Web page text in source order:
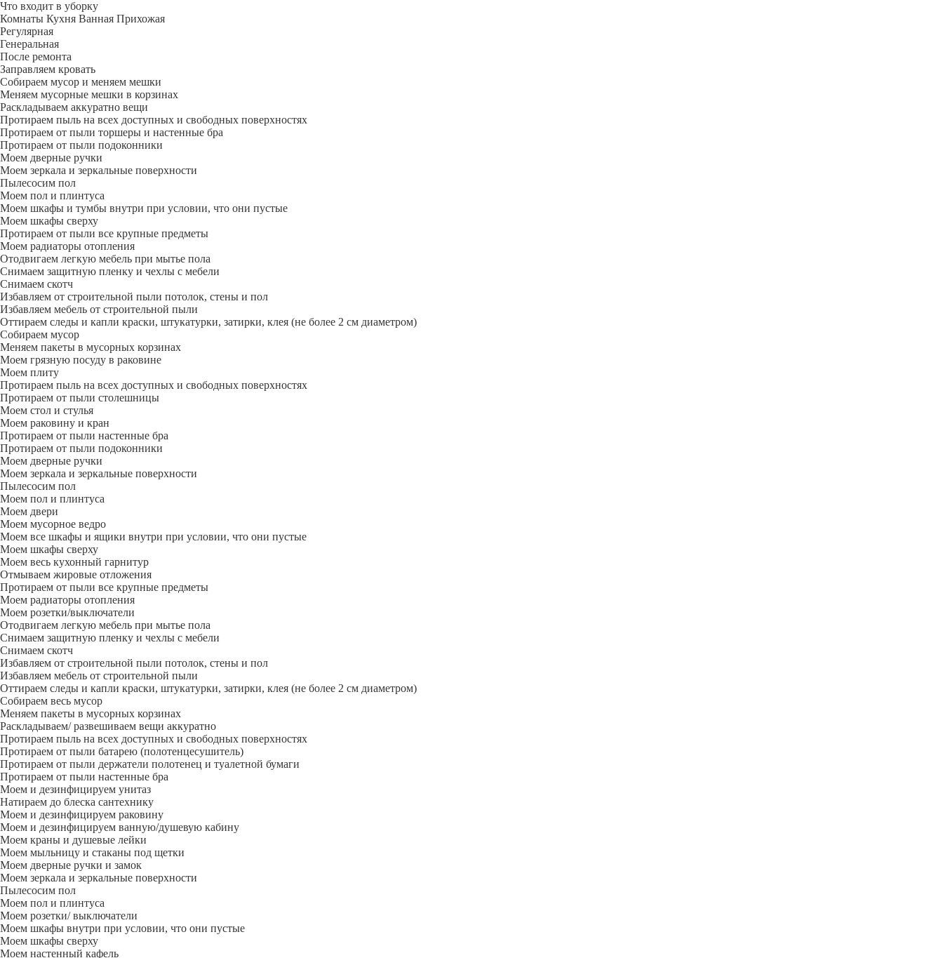
Что входит в уборку
Регу­лярная
Гене­ральная
После ремонта
Заправляем кровать
Собираем мусор и меняем мешки
Меняем мусорные мешки в корзинах
Раскладываем аккуратно вещи
Протираем пыль на всех доступных и свободных поверхностях
Протираем от пыли торшеры и настенные бра
Протираем от пыли подоконники
Моем дверные ручки
Моем зеркала и зеркальные поверхности
Пылесосим пол
Моем пол и плинтуса
Моем шкафы и тумбы внутри при условии, что они пустые
Моем шкафы сверху
Протираем от пыли все крупные предметы
Моем радиаторы отопления
Отодвигаем легкую мебель при мытье пола
Снимаем защитную пленку и чехлы с мебели
Снимаем скотч
Избавляем от строительной пыли потолок, стены и пол
Избавляем мебель от строительной пыли
Оттираем следы и капли краски, штукатурки, затирки, клея (не более 2 см диаметром)
Собираем мусор
Меняем пакеты в мусорных корзинах
Моем грязную посуду в раковине
Моем плиту
Протираем пыль на всех доступных и свободных поверхностях
Протираем от пыли столешницы
Моем стол и стулья
Моем раковину и кран
Протираем от пыли настенные бра
Протираем от пыли подоконники
Моем дверные ручки
Моем зеркала и зеркальные поверхности
Пылесосим пол
Моем пол и плинтуса
Моем двери
Моем мусорное ведро
Моем все шкафы и ящики внутри при условии, что они пустые
Моем шкафы сверху
Моем весь кухонный гарнитур
Отмываем жировые отложения
Протираем от пыли все крупные предметы
Моем радиаторы отопления
Моем розетки/выключатели
Отодвигаем легкую мебель при мытье пола
Снимаем защитную пленку и чехлы с мебели
Снимаем скотч
Избавляем от строительной пыли потолок, стены и пол
Избавляем мебель от строительной пыли
Оттираем следы и капли краски, штукатурки, затирки, клея (не более 2 см диаметром)
Собираем весь мусор
Меняем пакеты в мусорных корзинах
Раскладываем/ развешиваем вещи аккуратно
Протираем пыль на всех доступных и свободных поверхностях
Протираем от пыли батарею (полотенцесушитель)
Протираем от пыли держатели полотенец и туалетной бумаги
Протираем от пыли настенные бра
Моем и дезинфицируем унитаз
Натираем до блеска сантехнику
Моем и дезинфицируем раковину
Моем и дезинфицируем ванную/душевую кабину
Моем краны и душевые лейки
Моем мыльницу и стаканы под щетки
Моем дверные ручки и замок
Моем зеркала и зеркальные поверхности
Пылесосим пол
Моем пол и плинтуса
Моем розетки/ выключатели
Моем шкафы внутри при условии, что они пустые
Моем шкафы сверху
Моем настенный кафель